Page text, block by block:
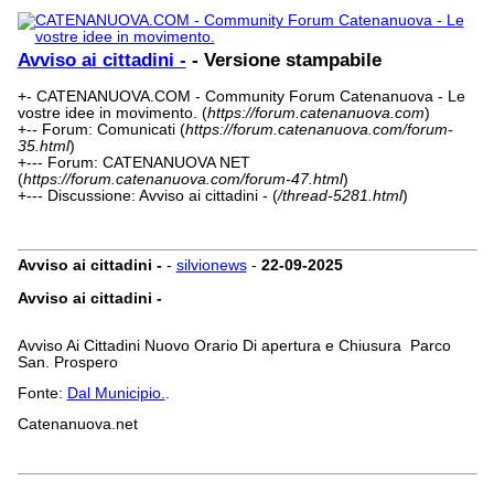
Avviso ai cittadini - - Versione stampabile
+- CATENANUOVA.COM - Community Forum Catenanuova - Le
vostre idee in movimento. (https://forum.catenanuova.com)
+-- Forum: Comunicati (https://forum.catenanuova.com/forum-
35.html)
+--- Forum: CATENANUOVA NET
(https://forum.catenanuova.com/forum-47.html)
+--- Discussione: Avviso ai cittadini - (/thread-5281.html)
Avviso ai cittadini -- silvionews- 22-09-2025
Avviso ai cittadini -
Avviso Ai Cittadini Nuovo Orario Di apertura e Chiusura Parco
San. Prospero
Fonte: Dal Municipio..
Catenanuova.net